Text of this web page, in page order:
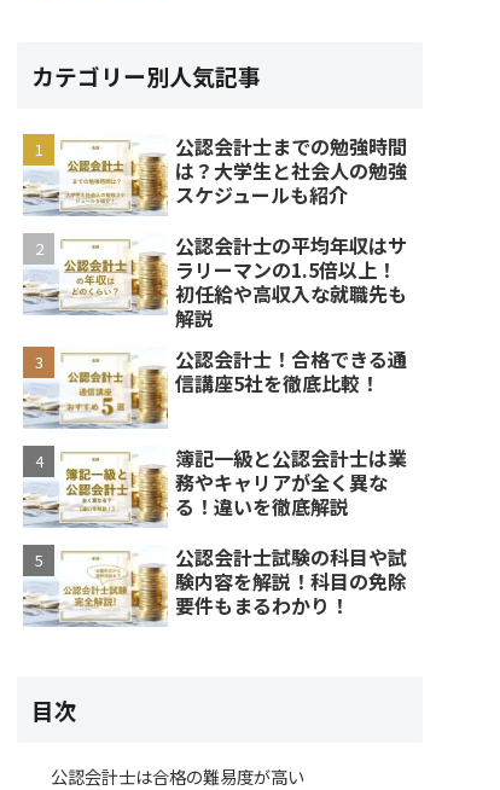
カテゴリー別人気記事
公認会計士までの勉強時間
は？大学生と社会人の勉強
スケジュールも紹介
公認会計士の平均年収はサ
ラリーマンの1.5倍以上！
初任給や高収入な就職先も
解説
公認会計士！合格できる通
信講座5社を徹底比較！
簿記一級と公認会計士は業
務やキャリアが全く異な
る！違いを徹底解説
公認会計士試験の科目や試
験内容を解説！科目の免除
要件もまるわかり！
目次
公認会計士は合格の難易度が高い